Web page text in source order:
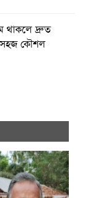
সহজ কৌশল